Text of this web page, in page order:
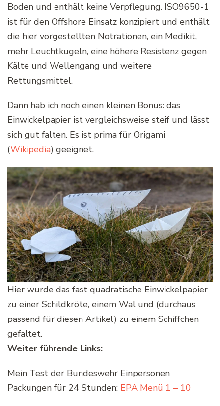
Boden und enthält keine Verpflegung. ISO9650-1
ist für den Offshore Einsatz konzipiert und enthält
die hier vorgestellten Notrationen, ein Medikit,
mehr Leuchtkugeln, eine höhere Resistenz gegen
Kälte und Wellengang und weitere
Rettungsmittel.
Dann hab ich noch einen kleinen Bonus: das
Einwickelpapier ist vergleichsweise steif und lässt
sich gut falten. Es ist prima für Origami
(Wikipedia) geeignet.
Hier wurde das fast quadratische Einwickelpapier
zu einer Schildkröte, einem Wal und (durchaus
passend für diesen Artikel) zu einem Schiffchen
gefaltet.
Weiter führende Links:
Mein Test der Bundeswehr Einpersonen
Packungen für 24 Stunden: EPA Menü 1 – 10